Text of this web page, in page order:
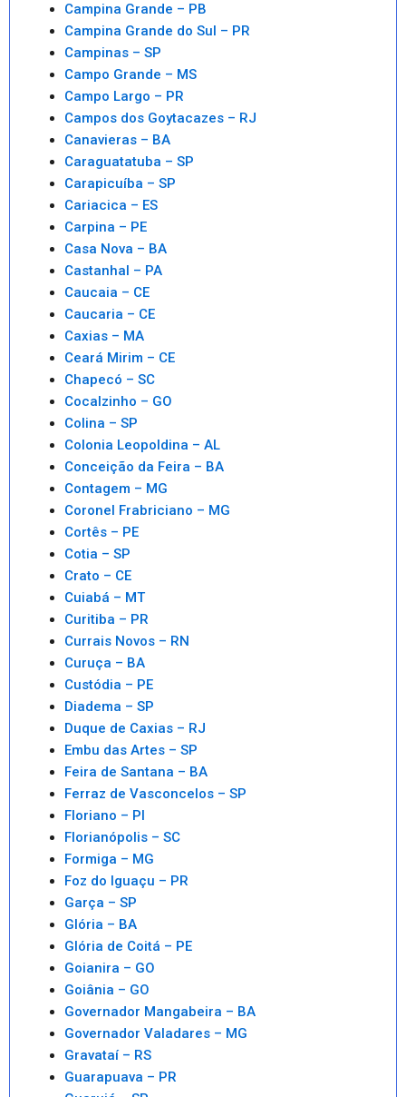
Campina Grande – PB
Campina Grande do Sul – PR
Campinas – SP
Campo Grande – MS
Campo Largo – PR
Campos dos Goytacazes – RJ
Canavieras – BA
Caraguatatuba – SP
Carapicuíba – SP
Cariacica – ES
Carpina – PE
Casa Nova – BA
Castanhal – PA
Caucaia – CE
Caucaria – CE
Caxias – MA
Ceará Mirim – CE
Chapecó – SC
Cocalzinho – GO
Colina – SP
Colonia Leopoldina – AL
Conceição da Feira – BA
Contagem – MG
Coronel Frabriciano – MG
Cortês – PE
Cotia – SP
Crato – CE
Cuiabá – MT
Curitiba – PR
Currais Novos – RN
Curuça – BA
Custódia – PE
Diadema – SP
Duque de Caxias – RJ
Embu das Artes – SP
Feira de Santana – BA
Ferraz de Vasconcelos – SP
Floriano – PI
Florianópolis – SC
Formiga – MG
Foz do Iguaçu – PR
Garça – SP
Glória – BA
Glória de Coitá – PE
Goianira – GO
Goiânia – GO
Governador Mangabeira – BA
Governador Valadares – MG
Gravataí – RS
Guarapuava – PR